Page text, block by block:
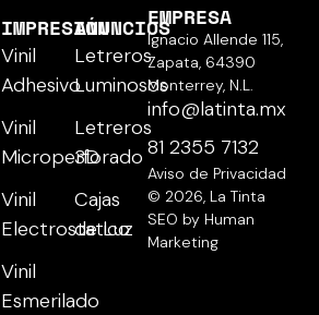
IMPRESIÓN
Vinil
Adhesivo
Vinil
Microperforado
Vinil
Electrostatico
Vinil
Esmerilado
ANUNCIOS
Letreros
Luminosos
Letreros
3D
Cajas
de Luz
EMPRESA
Ignacio Allende 115,
Zapata, 64390
Monterrey, N.L.
info@latinta.mx
81 2355 7132
Aviso de Privacidad
© 2026, La Tinta
SEO by Human
Marketing